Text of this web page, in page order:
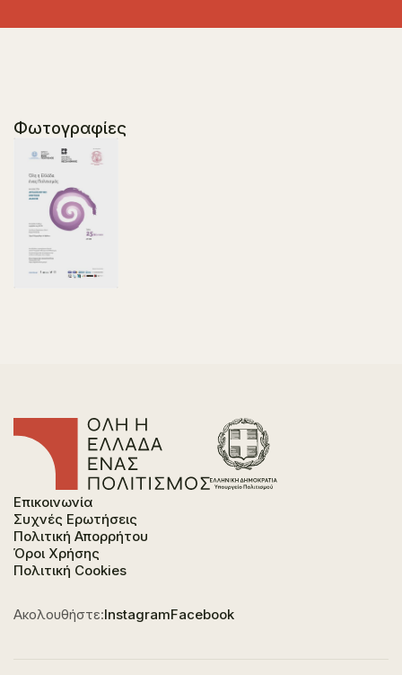
Φωτογραφίες
Επικοινωνία
Συχνές Ερωτήσεις
Πολιτική Απορρήτου
Όροι Χρήσης
Πολιτική Cookies
Ακολουθήστε:InstagramFacebook